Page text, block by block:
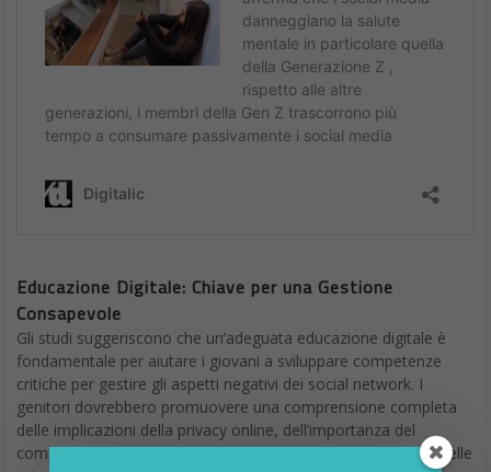
Educazione Digitale: Chiave per una Gestione
Consapevole
Gli studi suggeriscono che un’adeguata educazione digitale è
fondamentale per aiutare i giovani a sviluppare competenze
critiche per gestire gli aspetti negativi dei social network. I
genitori dovrebbero promuovere una comprensione completa
delle implicazioni della privacy online, dell’importanza del
comportamento rispettoso e dell’identificazione e gestione delle